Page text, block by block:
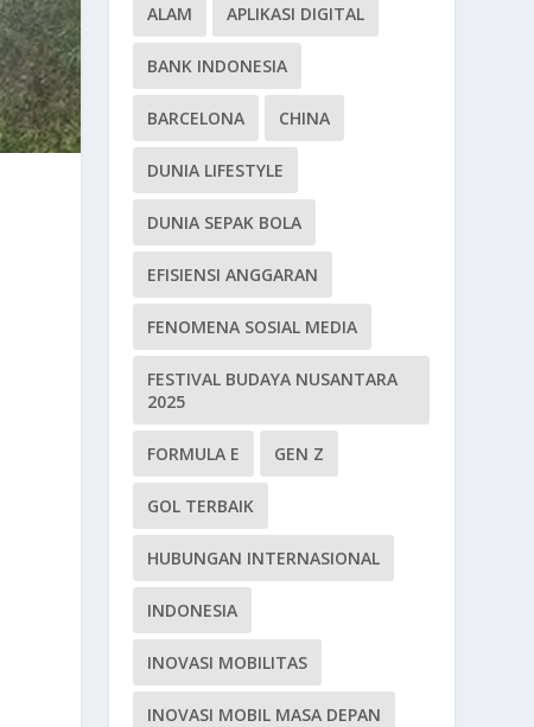
ALAM APLIKASI DIGITAL
BANK INDONESIA
BARCELONA CHINA
DUNIA LIFESTYLE
DUNIA SEPAK BOLA
EFISIENSI ANGGARAN
FENOMENA SOSIAL MEDIA
FESTIVAL BUDAYA NUSANTARA
2025
FORMULA E GEN Z
GOL TERBAIK
HUBUNGAN INTERNASIONAL
INDONESIA
INOVASI MOBILITAS
INOVASI MOBIL MASA DEPAN